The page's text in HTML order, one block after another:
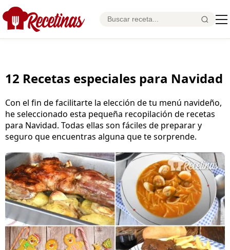
12 Recetas especiales para Navidad
Con el fin de facilitarte la elección de tu menú navideño,
he seleccionado esta pequeña recopilación de recetas
para Navidad. Todas ellas son fáciles de preparar y
seguro que encuentras alguna que te sorprende.